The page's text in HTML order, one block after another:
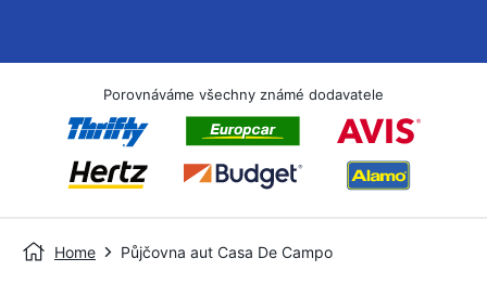
Porovnáváme všechny známé dodavatele
Home Půjčovna aut Casa De Campo